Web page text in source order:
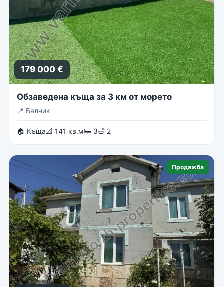
179 000 €
Обзаведена къща за 3 км от морето
📍 Балчик
🏠 Къща📐 141 кв.м🛏 3🛁 2
Продажба